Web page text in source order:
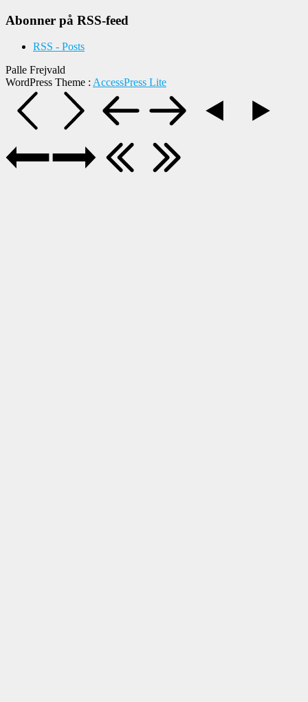
Abonner på RSS-feed
RSS - Posts
Palle Frejvald
WordPress Theme : AccessPress Lite